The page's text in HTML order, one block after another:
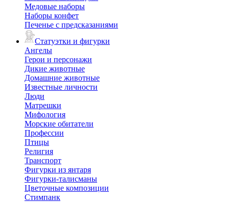
Медовые наборы
Наборы конфет
Печенье с предсказаниями
Статуэтки и фигурки
Ангелы
Герои и персонажи
Дикие животные
Домашние животные
Известные личности
Люди
Матрешки
Мифология
Морские обитатели
Профессии
Птицы
Религия
Транспорт
Фигурки из янтаря
Фигурки-талисманы
Цветочные композиции
Стимпанк